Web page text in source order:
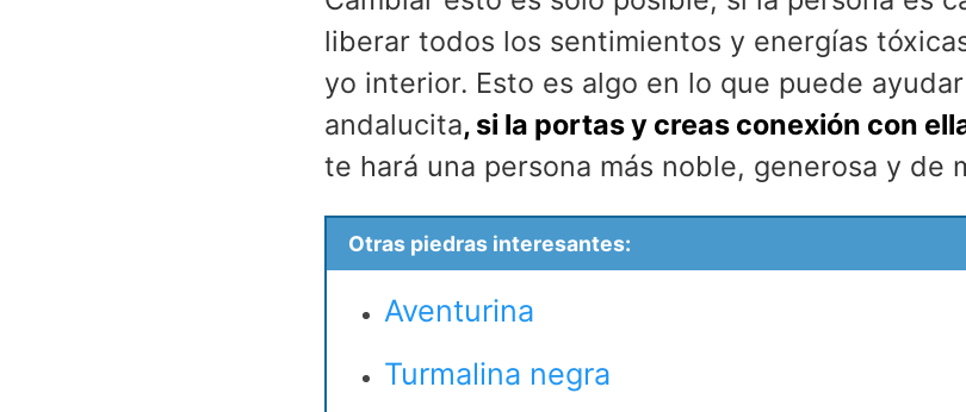
liberar todos los sentimientos y energías
yo interior. Esto es algo en lo que puede
andalucita, si la portas y creas conexión con
te hará una persona más noble, generosa y de
Otras piedras interesantes:
Aventurina
Turmalina negra